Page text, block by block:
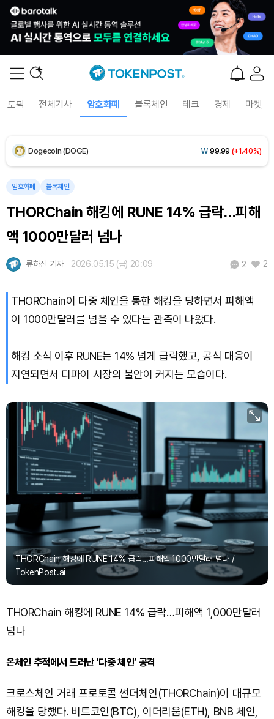
토픽 전체기사 암호화폐 블록체인 테크 경제 마켓
1,469(+1.06%)
Solana (SOL) 107,014(+2.59%)
TRON (TRX) (+0.17%)
Bitcoin (BTC) 91,697,667 (-0.08%)
암호화폐 블록체인
THORChain 해킹에 RUNE 14% 급락…피해
액 1000만달러 넘나
류하진 기자 2026.05.15 (금) 20:09 2 2
THORChain이 다중 체인을 통한 해킹을 당하면서 피해액
이 1000만달러를 넘을 수 있다는 관측이 나왔다.
해킹 소식 이후 RUNE는 14% 넘게 급락했고, 공식 대응이
지연되면서 디파이 시장의 불안이 커지는 모습이다.
THORChain 해킹에 RUNE 14% 급락…피해액 1000만달러 넘나 /
TokenPost.ai
THORChain 해킹에 RUNE 14% 급락…피해액 1,000만달러
넘나
온체인 추적에서 드러난 ‘다중 체인’ 공격
크로스체인 거래 프로토콜 썬더체인(THORChain)이 대규모
해킹을 당했다. 비트코인(BTC), 이더리움(ETH), BNB 체인,